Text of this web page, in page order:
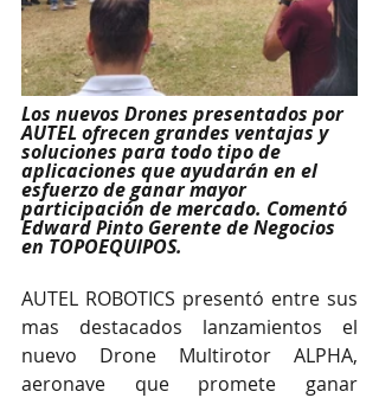
Los nuevos Drones presentados por
AUTEL ofrecen grandes ventajas y
soluciones para todo tipo de
aplicaciones que ayudarán en el
esfuerzo de ganar mayor
participación de mercado. Comentó
Edward Pinto Gerente de Negocios
en TOPOEQUIPOS.
AUTEL ROBOTICS presentó entre sus
mas destacados lanzamientos el
nuevo Drone Multirotor ALPHA,
aeronave que promete ganar